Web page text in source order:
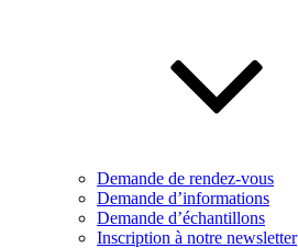
Demande de rendez-vous
Demande d’informations
Demande d’échantillons
Inscription à notre newsletter